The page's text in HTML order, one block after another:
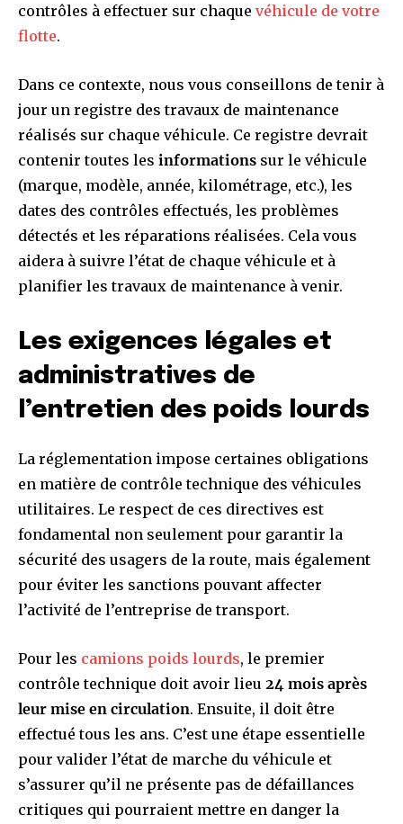
contrôles à effectuer sur chaque véhicule de votre
flotte.
Dans ce contexte, nous vous conseillons de tenir à
jour un registre des travaux de maintenance
réalisés sur chaque véhicule. Ce registre devrait
contenir toutes les informations sur le véhicule
(marque, modèle, année, kilométrage, etc.), les
dates des contrôles effectués, les problèmes
détectés et les réparations réalisées. Cela vous
aidera à suivre l’état de chaque véhicule et à
planifier les travaux de maintenance à venir.
Les exigences légales et
administratives de
l’entretien des poids lourds
La réglementation impose certaines obligations
en matière de contrôle technique des véhicules
utilitaires. Le respect de ces directives est
fondamental non seulement pour garantir la
sécurité des usagers de la route, mais également
pour éviter les sanctions pouvant affecter
l’activité de l’entreprise de transport.
Pour les camions poids lourds, le premier
contrôle technique doit avoir lieu 24 mois après
leur mise en circulation. Ensuite, il doit être
effectué tous les ans. C’est une étape essentielle
pour valider l’état de marche du véhicule et
s’assurer qu’il ne présente pas de défaillances
critiques qui pourraient mettre en danger la